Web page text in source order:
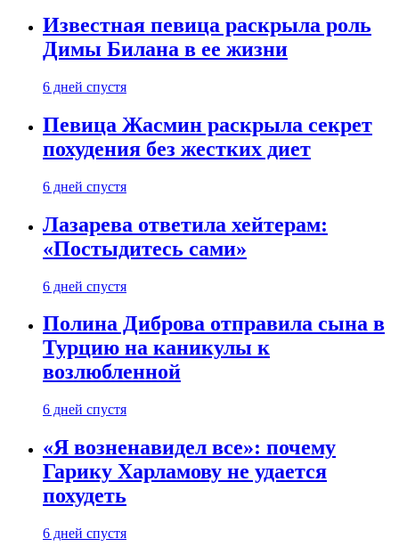
Известная певица раскрыла роль
Димы Билана в ее жизни
6 дней спустя
Певица Жасмин раскрыла секрет
похудения без жестких диет
6 дней спустя
Лазарева ответила хейтерам:
«Постыдитесь сами»
6 дней спустя
Полина Диброва отправила сына в
Турцию на каникулы к
возлюбленной
6 дней спустя
«Я возненавидел все»: почему
Гарику Харламову не удается
похудеть
6 дней спустя